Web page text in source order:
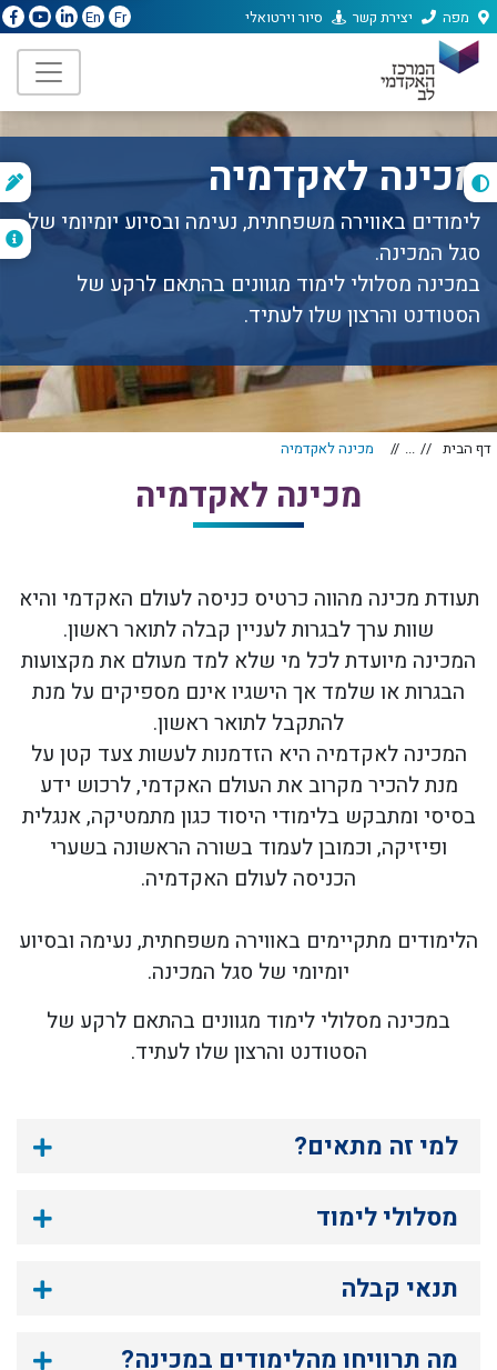
מפה יצירת קשר סיור וירטואלי Fr
En
מכינה לאקדמיה
לימודים באווירה משפחתית, נעימה ובסיוע יומיומי של
סגל המכינה.
במכינה מסלולי לימוד מגוונים בהתאם לרקע של
הסטודנט והרצון שלו לעתיד.
דף הבית ... מכינה לאקדמיה
מכינה לאקדמיה
תעודת מכינה מהווה כרטיס כניסה לעולם האקדמי והיא
שוות ערך לבגרות לעניין קבלה לתואר ראשון.
המכינה מיועדת לכל מי שלא למד מעולם את מקצועות
הבגרות או שלמד אך הישגיו אינם מספיקים על מנת
להתקבל לתואר ראשון.
המכינה לאקדמיה היא הזדמנות לעשות צעד קטן על
מנת להכיר מקרוב את העולם האקדמי, לרכוש ידע
בסיסי ומתבקש בלימודי היסוד כגון מתמטיקה, אנגלית
ופיזיקה, וכמובן לעמוד בשורה הראשונה בשערי
הכניסה לעולם האקדמיה.
הלימודים מתקיימים באווירה משפחתית, נעימה ובסיוע
יומיומי של סגל המכינה.
במכינה מסלולי לימוד מגוונים בהתאם לרקע של
הסטודנט והרצון שלו לעתיד.
למי זה מתאים?
מסלולי לימוד
תנאי קבלה
מה תרוויחו מהלימודים במכינה?